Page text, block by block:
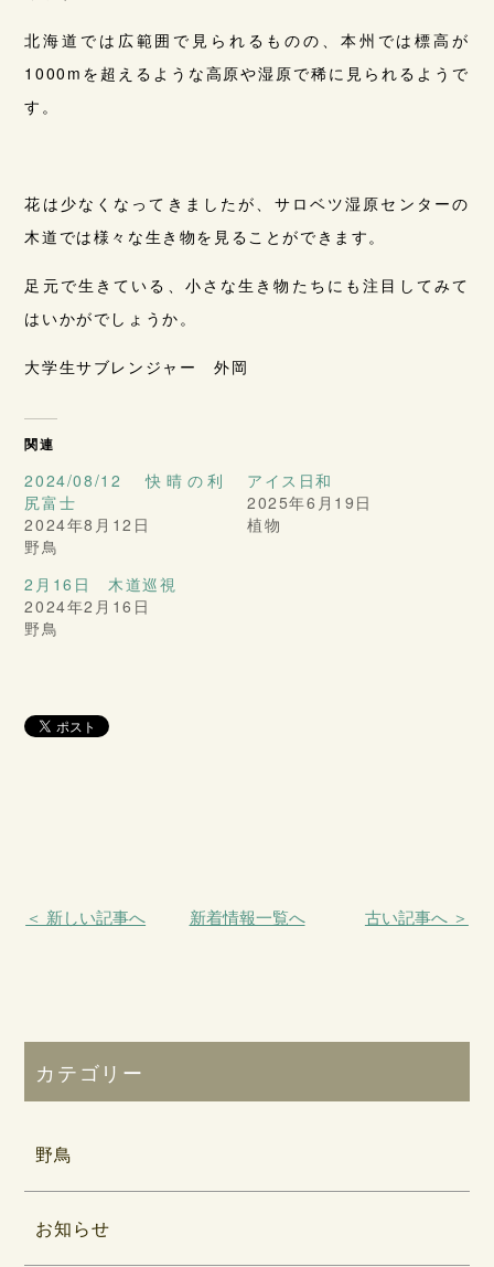
北海道では広範囲で見られるものの、本州では標高が
1000mを超えるような高原や湿原で稀に見られるようで
す。
花は少なくなってきましたが、サロベツ湿原センターの
木道では様々な生き物を見ることができます。
足元で生きている、小さな生き物たちにも注目してみて
はいかがでしょうか。
大学生サブレンジャー 外岡
関連
2024/08/12 快晴の利
尻富士
2024年8月12日
野鳥
アイス日和
2025年6月19日
植物
2月16日 木道巡視
2024年2月16日
野鳥
＜ 新しい記事へ 新着情報一覧へ 古い記事へ ＞
カテゴリー
野鳥
お知らせ